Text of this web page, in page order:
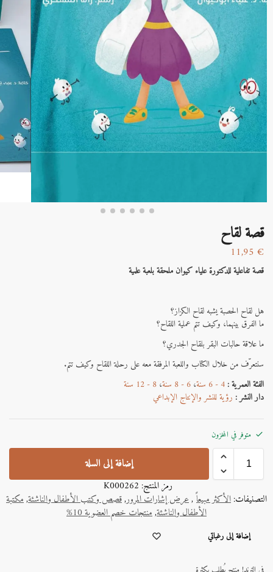
قصة لقاح
11,95 €
قصة تفاعلية للدكتورة علياء كيوان ملحقة بلعبة علمية
هل لقاح الحصبة يشبه لقاح الكزاز؟
ما الفرق بينهما، وكيف تتم عملية اللقاح؟
ما علاقة حالبات البقر بلقاح الجدري؟
سنتعرّف من خلال الكتاب واللعبة المرفقة معه على رحلة اللقاح وكيف تتم.
الفئة العمرية :4 - 6 سنة ، 6 - 8 سنة ، 8 - 12 سنة
دار النشر : رؤية للنشر والإنتاج الإبداعي
متوفر في المخزون
إضافة إلى السلة
رمز المنتج: K000262
التصنيفات:الأكثر مبيعاً,عرض إشارات المرور,قصص وكتب الأطفال والناشئة,مكتبة
الأطفال والناشئة,منتجات خصم العضوية 10%
e
إضافة إلى رغباتي